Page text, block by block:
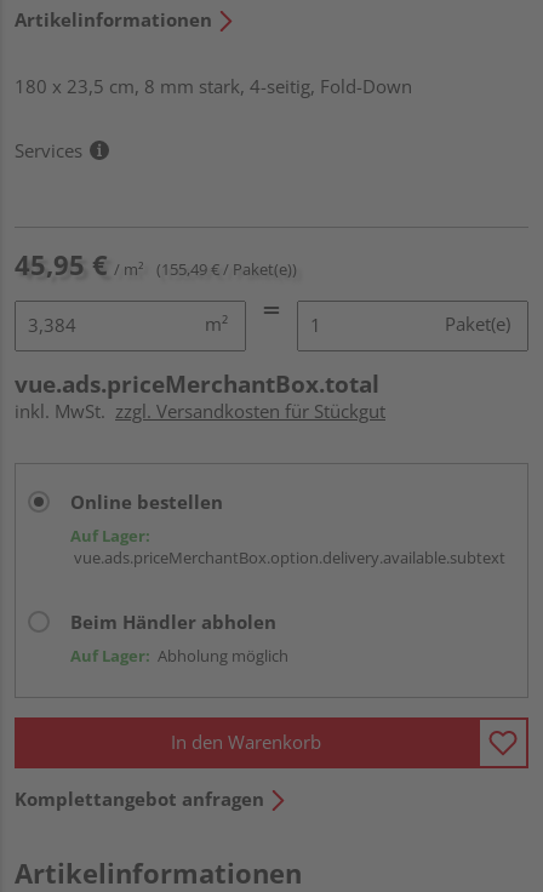
Artikelinformationen
180 x 23,5 cm, 8 mm stark, 4-seitig, Fold-Down
Services
45,95 € / m² (155,49 € / Paket(e))
m² Paket(e)
vue.ads.priceMerchantBox.total
inkl. MwSt. zzgl. Versandkosten für Stückgut
Online bestellen
Auf Lager:
vue.ads.priceMerchantBox.option.delivery.available.subtext
Beim Händler abholen
Auf Lager: Abholung möglich
In den Warenkorb
Komplettangebot anfragen
Artikelinformationen